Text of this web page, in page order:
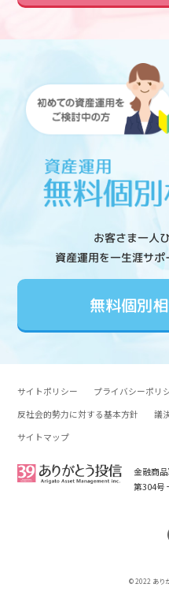
お客さま一人
資産運用を一生涯サポ
無料個別
サイトポリシー プライバシーポリ
反社会的勢力に対する基本方針
議
サイトマップ
金融商
第304号
© 2022 あり